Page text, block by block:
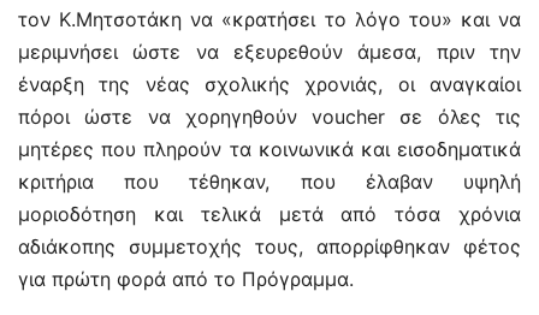
τον Κ.Μητσοτάκη να «κρατήσει το λόγο του» και να
μεριμνήσει ώστε να εξευρεθούν άμεσα, πριν την
έναρξη της νέας σχολικής χρονιάς, οι αναγκαίοι
πόροι ώστε να χορηγηθούν voucher σε όλες τις
μητέρες που πληρούν τα κοινωνικά και εισοδηματικά
κριτήρια που τέθηκαν, που έλαβαν υψηλή
μοριοδότηση και τελικά μετά από τόσα χρόνια
αδιάκοπης συμμετοχής τους, απορρίφθηκαν φέτος
για πρώτη φορά από το Πρόγραμμα.